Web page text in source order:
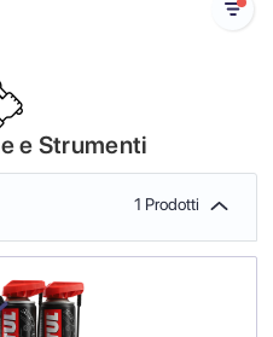
e Strumenti
1 Prodotti